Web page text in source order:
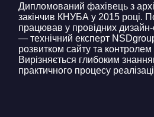
Дипломований фахівець з
закінчив КНУБА у 2015 році.
працював у провідних дизайн-
— технічний експерт
розвитком сайту та контролем
Вирізняється глибоким
практичного процесу